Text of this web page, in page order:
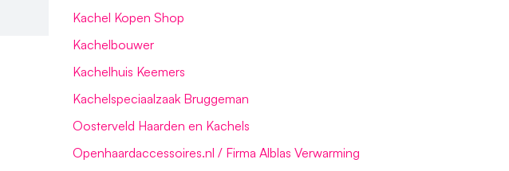
Kachel Kopen Shop
Kachelbouwer
Kachelhuis Keemers
Kachelspeciaalzaak Bruggeman
Oosterveld Haarden en Kachels
Openhaardaccessoires.nl / Firma Alblas Verwarming